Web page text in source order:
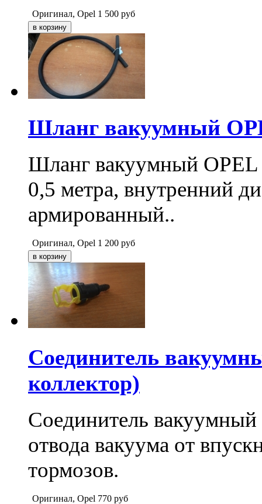
Оригинал, Opel 1 500 руб
Шланг вакуумный
Шланг вакуумный
0,5 метра, внутренний
армированный..
Оригинал, Opel 1 200 руб
Cоединитель
коллектор)
Соединитель
отвода вакуума от
тормозов.
Оригинал, Opel 770 руб